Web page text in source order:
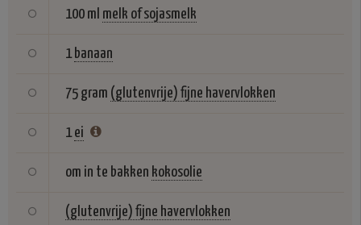
100 ml melk of sojasmelk
1 banaan
75 gram (glutenvrije) fijne havervlokken
1 ei
om in te bakken kokosolie
(glutenvrije) fijne havervlokken